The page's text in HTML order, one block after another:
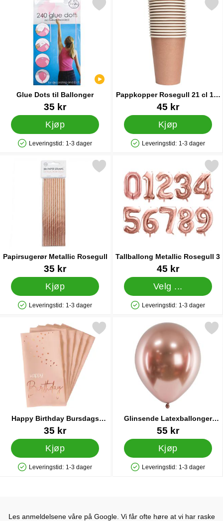
Glue Dots til Ballonger
Varenummer 22428
35 kr
Kjøp
Produkttilgjengelighet: På lager
Leveringstid: 1-3 dager
Merk glue Dots til Ballonger som favoritt
Pappkopper Rosegull 21 cl 14-
pakning
Varenummer 83150
45 kr
Kjøp
Produkttilgjengelighet: På lager
Leveringstid: 1-3 dager
Merk pappkopper Rosegull 21
Papirsugerør Metallic Rosegull
Varenummer 22456
35 kr
Kjøp
Produkttilgjengelighet: På lager
Leveringstid: 1-3 dager
Merk papirsugerør Metallic Rosegull som favoritt
Tallballong Metallic Rosegull 3
Varenummer 41785
45 kr
Velg ...
Produkttilgjengelighet: På lager
Leveringstid: 1-3 dager
Merk tallballong Metallic
Happy Birthday Bursdags
Servietter Lyserosa
Varenummer 25883
35 kr
Kjøp
Produkttilgjengelighet: På lager
Leveringstid: 1-3 dager
happy Birthday Bursdags Servietter Lyserosa som favoritt
Glinsende Latexballonger
Rosegull
Varenummer 36633
55 kr
Kjøp
Produkttilgjengelighet: På lager
Leveringstid: 1-3 dager
Merk glinsende
Les anmeldelsene våre på Google. Vi får ofte høre at vi har raske